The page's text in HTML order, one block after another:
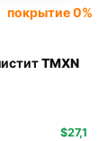
покрытие 0%
TMXN
$27,1